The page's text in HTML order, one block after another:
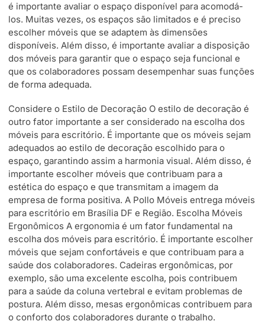
é importante avaliar o espaço disponível para acomodá-
los. Muitas vezes, os espaços são limitados e é preciso
escolher móveis que se adaptem às dimensões
disponíveis. Além disso, é importante avaliar a disposição
dos móveis para garantir que o espaço seja funcional e
que os colaboradores possam desempenhar suas funções
de forma adequada.
Considere o Estilo de Decoração O estilo de decoração é
outro fator importante a ser considerado na escolha dos
móveis para escritório. É importante que os móveis sejam
adequados ao estilo de decoração escolhido para o
espaço, garantindo assim a harmonia visual. Além disso, é
importante escolher móveis que contribuam para a
estética do espaço e que transmitam a imagem da
empresa de forma positiva. A Pollo Móveis entrega móveis
para escritório em Brasília DF e Região. Escolha Móveis
Ergonômicos A ergonomia é um fator fundamental na
escolha dos móveis para escritório. É importante escolher
móveis que sejam confortáveis e que contribuam para a
saúde dos colaboradores. Cadeiras ergonômicas, por
exemplo, são uma excelente escolha, pois contribuem
para a saúde da coluna vertebral e evitam problemas de
postura. Além disso, mesas ergonômicas contribuem para
o conforto dos colaboradores durante o trabalho.